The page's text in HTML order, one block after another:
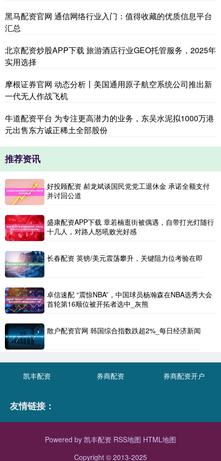
黑马配资官网 通信网络行业入门：值得收藏的优质信息平台
汇总
北京配资炒股APP下载 旅游酒店行业GEO托管服务，2025年
实用选择
摩根证券官网 动态分析丨美国通用原子航空系统公司推出新
一代无人作战飞机
牛道配资平台 为专注更高潜力的业务，东吴水泥拟1000万港
元出售东方诚正稀土全部股份
推荐资讯
好投顾配资 郝龙斌谈国民党党工退休金 承诺全额支付
并讨回公道
盛康配资APP下载 章若楠逛街被偶遇，自带打光灯随行
十几人，对路人怒吼败光好感
长春配资 英镑/美元震荡攀升，关键阻力位考验在即
卓信速配 “震惊NBA”，中国球员杨瀚森在NBA选秀大会
首轮第16顺位被开拓者选中_灰熊
散户配资官网 韩国综合指数跌超2%_每日经济新闻
凯丰配资 券商配资 券商配资开户
友情链接：
Powered by 凯丰配资 RSS地图 HTML地图
Copyright © 2013-2025